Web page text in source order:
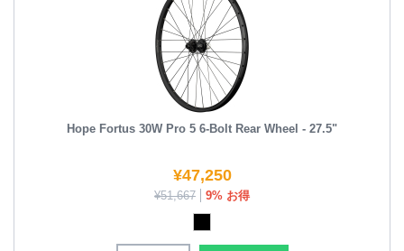
Hope Fortus 30W Pro 5 6-Bolt Rear Wheel - 27.5"
¥47,250
¥51,667 9% お得